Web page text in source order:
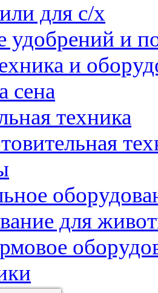
для с/х
удобрений и
и
сена
техника
для